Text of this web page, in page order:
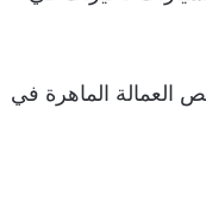
العمالة الماهرة في